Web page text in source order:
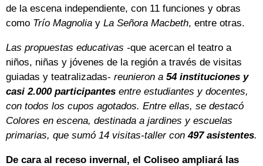
de la escena independiente, con 11 funciones y obras
como Trío Magnolia y La Señora Macbeth, entre otras.
Las propuestas educativas -que acercan el teatro a
niños, niñas y jóvenes de la región a través de visitas
guiadas y teatralizadas- reunieron a 54 instituciones y
casi 2.000 participantes entre estudiantes y docentes,
con todos los cupos agotados. Entre ellas, se destacó
Colores en escena, destinada a jardines y escuelas
primarias, que sumó 14 visitas-taller con497 asistentes.
De cara al receso invernal, el Coliseo ampliará las